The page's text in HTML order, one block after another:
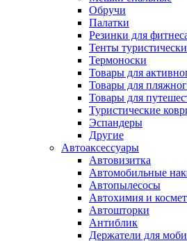
Обручи
Палатки
Резинки для
Тенты
Термоноски
Товары для
Товары для
Товары для
Туристические
Эспандеры
Другие
Автоаксессуары
Автовизитка
Автомобильные
Автопылесосы
Автохимия и
Автошторки
Антиблик
Держатели для